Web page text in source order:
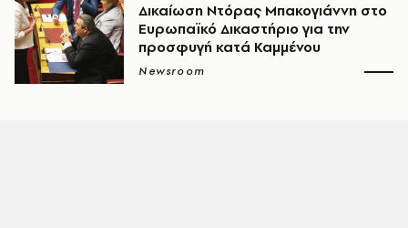
Δικαίωση Ντόρας Μπακογιάννη στο
Ευρωπαϊκό Δικαστήριο για την
προσφυγή κατά Καμμένου
Newsroom